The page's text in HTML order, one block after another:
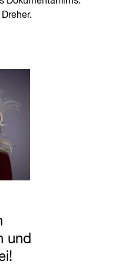
und